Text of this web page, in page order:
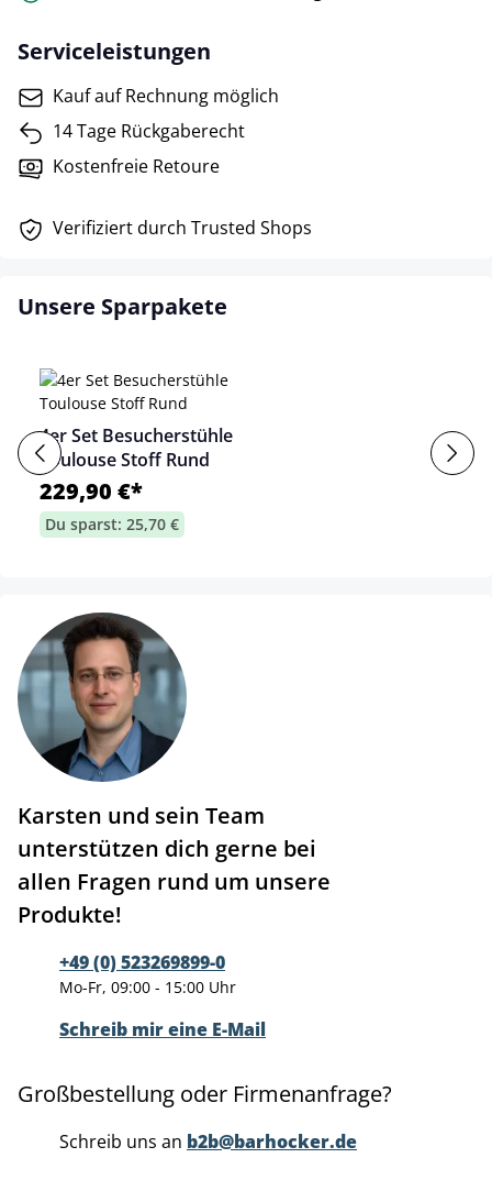
Serviceleistungen
Kauf auf Rechnung möglich
14 Tage Rückgaberecht
Kostenfreie Retoure
Verifiziert durch Trusted Shops
Unsere Sparpakete
4er Set Besucherstühle
Toulouse Stoff Rund
229,90 €*
Du sparst: 25,70 €
Karsten und sein Team
unterstützen dich gerne bei
allen Fragen rund um unsere
Produkte!
+49 (0) 523269899-0
Mo-Fr, 09:00 - 15:00 Uhr
Schreib mir eine E-Mail
Großbestellung oder Firmenanfrage?
Schreib uns an b2b@barhocker.de